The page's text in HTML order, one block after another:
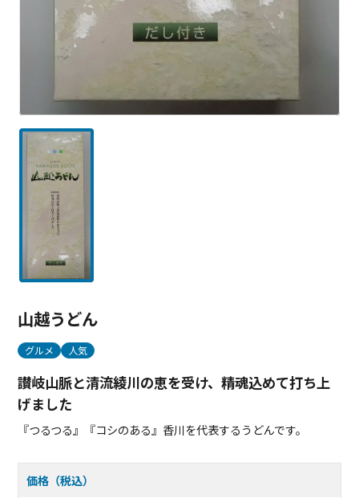
山越うどん
グルメ 人気
讃岐山脈と清流綾川の恵を受け、精魂込めて打ち上
げました
『つるつる』『コシのある』香川を代表するうどんです。
価格（税込）